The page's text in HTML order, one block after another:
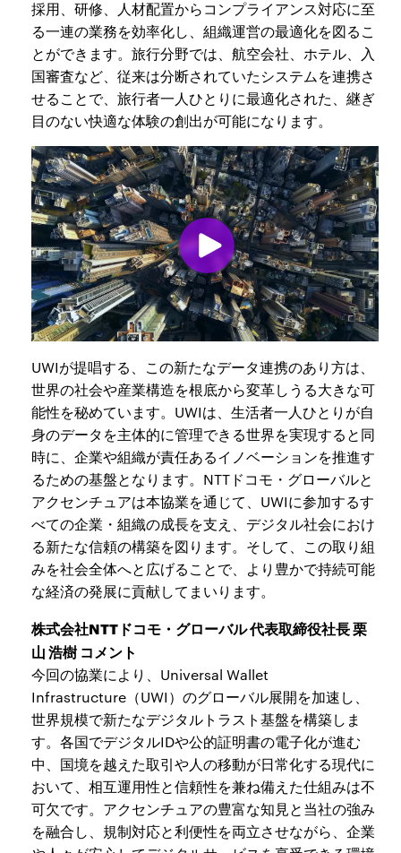
採用、研修、人材配置からコンプライアンス対応に至
る一連の業務を効率化し、組織運営の最適化を図るこ
とができます。旅行分野では、航空会社、ホテル、入
国審査など、従来は分断されていたシステムを連携さ
せることで、旅行者一人ひとりに最適化された、継ぎ
目のない快適な体験の創出が可能になります。
UWIが提唱する、この新たなデータ連携のあり方は、
世界の社会や産業構造を根底から変革しうる大きな可
能性を秘めています。UWIは、生活者一人ひとりが自
身のデータを主体的に管理できる世界を実現すると同
時に、企業や組織が責任あるイノベーションを推進す
るための基盤となります。NTTドコモ・グローバルと
アクセンチュアは本協業を通じて、UWIに参加するす
べての企業・組織の成長を支え、デジタル社会におけ
る新たな信頼の構築を図ります。そして、この取り組
みを社会全体へと広げることで、より豊かで持続可能
な経済の発展に貢献してまいります。
株式会社NTTドコモ・グローバル 代表取締役社長 栗
山 浩樹 コメント
今回の協業により、Universal Wallet
Infrastructure（UWI）のグローバル展開を加速し、
世界規模で新たなデジタルトラスト基盤を構築しま
す。各国でデジタルIDや公的証明書の電子化が進む
中、国境を越えた取引や人の移動が日常化する現代に
おいて、相互運用性と信頼性を兼ね備えた仕組みは不
可欠です。アクセンチュアの豊富な知見と当社の強み
を融合し、規制対応と利便性を両立させながら、企業